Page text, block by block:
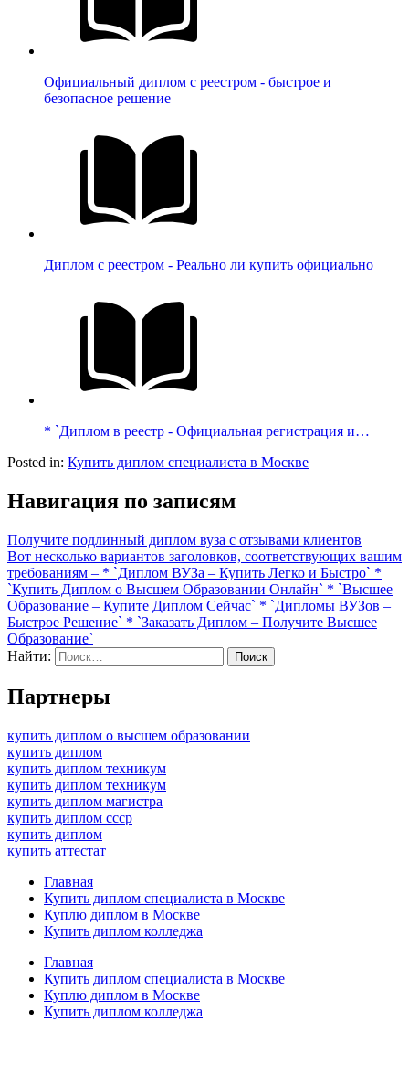
Официальный диплом с реестром - быстрое и
безопасное решение
Диплом с реестром - Реально ли купить официально
* `Диплом в реестр - Официальная регистрация и…
Posted in: Купить диплом специалиста в Москве
Навигация по записям
Получите подлинный диплом вуза с отзывами клиентов
Вот несколько вариантов заголовков, соответствующих вашим
требованиям – * `Диплом ВУЗа – Купить Легко и Быстро` *
`Купить Диплом о Высшем Образовании Онлайн` * `Высшее
Образование – Купите Диплом Сейчас` * `Дипломы ВУЗов –
Быстрое Решение` * `Заказать Диплом – Получите Высшее
Образование`
Найти:
Партнеры
купить диплом о высшем образовании
купить диплом
купить диплом техникум
купить диплом техникум
купить диплом магистра
купить диплом ссср
купить диплом
купить аттестат
Главная
Купить диплом специалиста в Москве
Куплю диплом в Москве
Купить диплом колледжа
Главная
Купить диплом специалиста в Москве
Куплю диплом в Москве
Купить диплом колледжа